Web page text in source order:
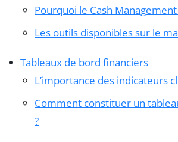
Pourquoi le Cash
Les outils disponibles sur le
Tableaux de bord financiers
L’importance des indicateurs
Comment constituer un
?